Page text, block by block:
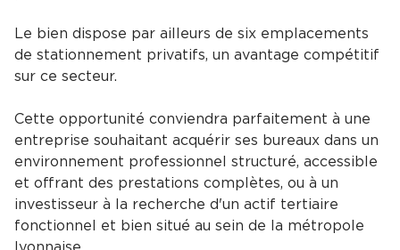
Le bien dispose par ailleurs de six emplacements
de stationnement privatifs, un avantage compétitif
sur ce secteur.
Cette opportunité conviendra parfaitement à une
entreprise souhaitant acquérir ses bureaux dans un
environnement professionnel structuré, accessible
et offrant des prestations complètes, ou à un
investisseur à la recherche d'un actif tertiaire
fonctionnel et bien situé au sein de la métropole